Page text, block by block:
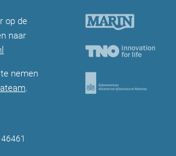
op de
naar
nemen
.